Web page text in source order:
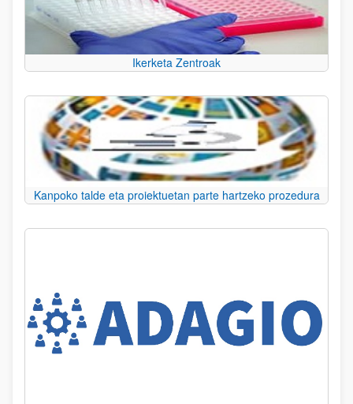
Ikerketa Zentroak
Kanpoko talde eta proiektuetan parte hartzeko prozedura